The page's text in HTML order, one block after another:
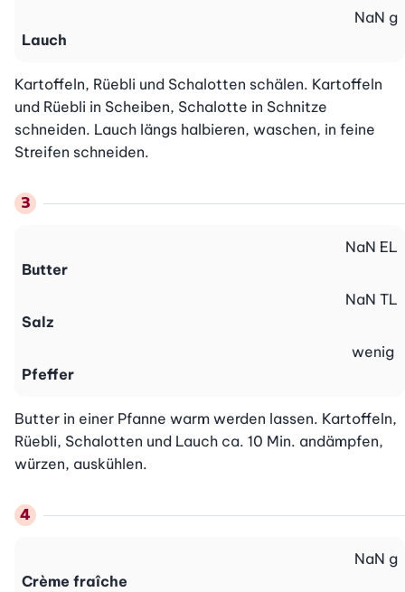
Lauch
NaN g
Kartoffeln, Rüebli und Schalotten schälen. Kartoffeln
und Rüebli in Scheiben, Schalotte in Schnitze
schneiden. Lauch längs halbieren, waschen, in feine
Streifen schneiden.
Butter
NaN EL
Salz
NaN TL
Pfeffer
wenig
Butter in einer Pfanne warm werden lassen. Kartoffeln,
Rüebli, Schalotten und Lauch ca. 10 Min. andämpfen,
würzen, auskühlen.
Crème fraîche
NaN g